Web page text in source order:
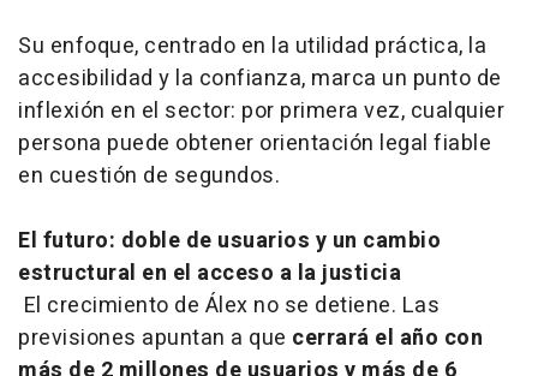
Su enfoque, centrado en la utilidad práctica, la
accesibilidad y la confianza, marca un punto de
inflexión en el sector: por primera vez, cualquier
persona puede obtener orientación legal fiable
en cuestión de segundos.
El futuro: doble de usuarios y un cambio
estructural en el acceso a la justicia
El crecimiento de Álex no se detiene. Las
previsiones apuntan a que cerrará el año con